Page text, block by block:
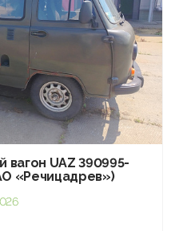
вагон UAZ 390995-
«Речицадрев»)